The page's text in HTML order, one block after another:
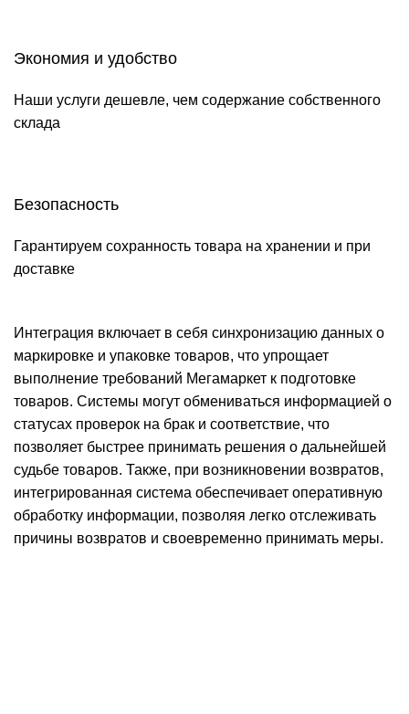
Экономия и удобство
Наши услуги дешевле, чем содержание собственного
склада
Безопасность
Гарантируем сохранность товара на хранении и при
доставке
Интеграция включает в себя синхронизацию данных о
маркировке и упаковке товаров, что упрощает
выполнение требований Мегамаркет к подготовке
товаров. Системы могут обмениваться информацией о
статусах проверок на брак и соответствие, что
позволяет быстрее принимать решения о дальнейшей
судьбе товаров. Также, при возникновении возвратов,
интегрированная система обеспечивает оперативную
обработку информации, позволяя легко отслеживать
причины возвратов и своевременно принимать меры.